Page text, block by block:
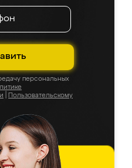
персональных
Пользовательскому